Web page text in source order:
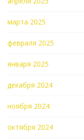
марта 2025
февраля 2025
января 2025
декабря 2024
ноября 2024
октября 2024